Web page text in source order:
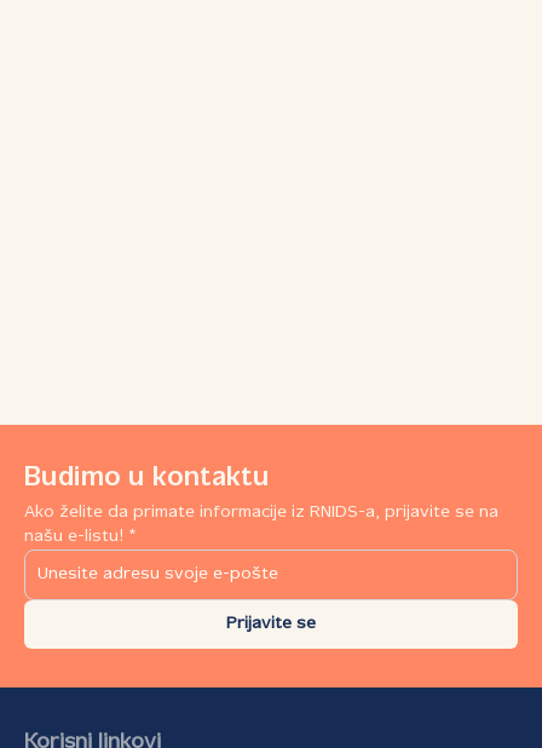
Budimo u kontaktu
Ako želite da primate informacije iz RNIDS-a, prijavite se na
našu e-listu! *
Prijavite se
Korisni linkovi